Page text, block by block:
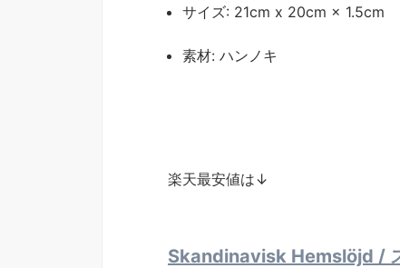
サイズ: 21cm x 20cm × 1.5cm
素材: ハンノキ
楽天最安値は↓
Skandinavisk Hemslöjd /